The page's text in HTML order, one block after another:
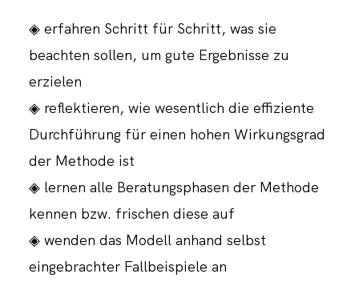
◈ erfahren Schritt für Schritt, was sie
beachten sollen, um gute Ergebnisse zu
erzielen
◈ reflektieren, wie wesentlich die effiziente
Durchführung für einen hohen Wirkungsgrad
der Methode ist
◈ lernen alle Beratungsphasen der Methode
kennen bzw. frischen diese auf
◈ wenden das Modell anhand selbst
eingebrachter Fallbeispiele an